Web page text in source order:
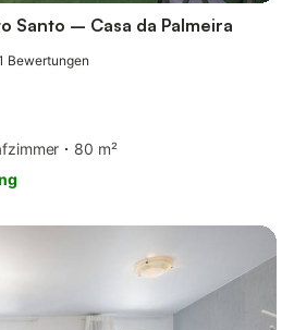
Santo – Casa da Palmeira
Bewertungen
80 m²